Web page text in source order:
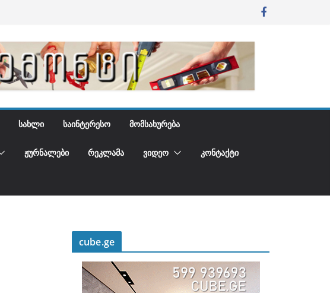
ᲡᲐᲮᲚᲘ ᲡᲐᲘᲜᲢᲔᲠᲔᲡᲝ ᲛᲝᲛᲡᲐᲮᲣᲠᲔᲑᲐ
ᲟᲣᲠᲜᲐᲚᲔᲑᲘ ᲠᲔᲙᲚᲐᲛᲐ ᲕᲘᲓᲔᲝ ᲙᲝᲜᲢᲐᲥᲢᲘ
cube.ge